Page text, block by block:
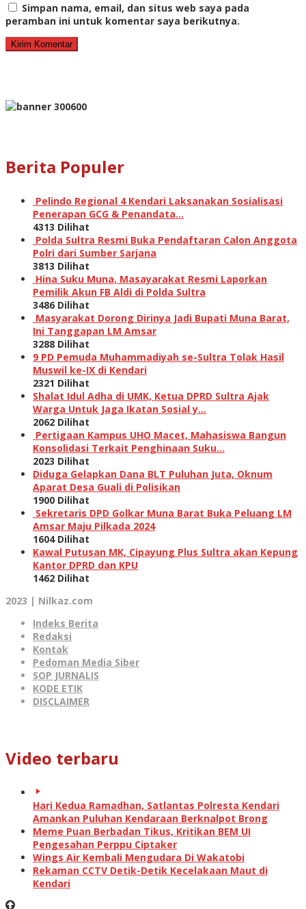
Simpan nama, email, dan situs web saya pada
peramban ini untuk komentar saya berikutnya.
Berita Populer
Pelindo Regional 4 Kendari Laksanakan Sosialisasi
Penerapan GCG & Penandata…
4313 Dilihat
Polda Sultra Resmi Buka Pendaftaran Calon Anggota
Polri dari Sumber Sarjana
3813 Dilihat
Hina Suku Muna, Masayarakat Resmi Laporkan
Pemilik Akun FB Aldi di Polda Sultra
3486 Dilihat
Masyarakat Dorong Dirinya Jadi Bupati Muna Barat,
Ini Tanggapan LM Amsar
3288 Dilihat
9 PD Pemuda Muhammadiyah se-Sultra Tolak Hasil
Muswil ke-IX di Kendari
2321 Dilihat
Shalat Idul Adha di UMK, Ketua DPRD Sultra Ajak
Warga Untuk Jaga Ikatan Sosial y…
2062 Dilihat
Pertigaan Kampus UHO Macet, Mahasiswa Bangun
Konsolidasi Terkait Penghinaan Suku…
2023 Dilihat
Diduga Gelapkan Dana BLT Puluhan Juta, Oknum
Aparat Desa Guali di Polisikan
1900 Dilihat
Sekretaris DPD Golkar Muna Barat Buka Peluang LM
Amsar Maju Pilkada 2024
1604 Dilihat
Kawal Putusan MK, Cipayung Plus Sultra akan Kepung
Kantor DPRD dan KPU
1462 Dilihat
2023 | Nilkaz.com
Indeks Berita
Redaksi
Kontak
Pedoman Media Siber
SOP JURNALIS
KODE ETIK
DISCLAIMER
Video terbaru
Hari Kedua Ramadhan, Satlantas Polresta Kendari
Amankan Puluhan Kendaraan Berknalpot Brong
Meme Puan Berbadan Tikus, Kritikan BEM UI
Pengesahan Perppu Ciptaker
Wings Air Kembali Mengudara Di Wakatobi
Rekaman CCTV Detik-Detik Kecelakaan Maut di
Kendari